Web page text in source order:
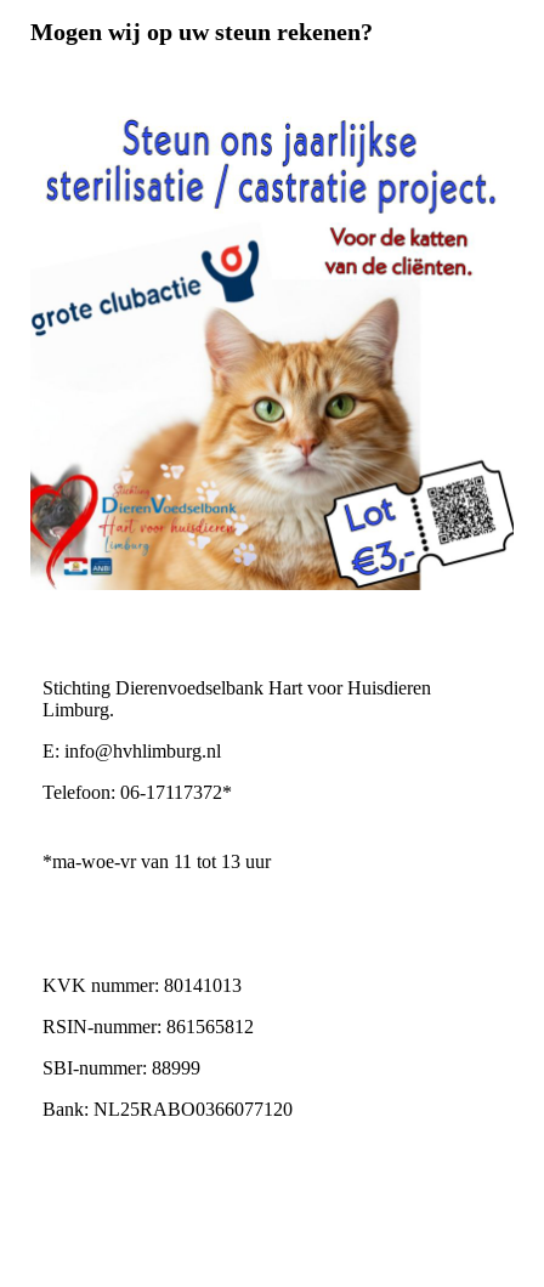
Mogen wij op uw steun rekenen?
Stichting Dierenvoedselbank Hart voor Huisdieren
Limburg.
E: info@hvhlimburg.nl
Telefoon: 06-17117372*
*ma-woe-vr van 11 tot 13 uur
KVK nummer: 80141013
RSIN-nummer: 861565812
SBI-nummer: 88999
Bank: NL25RABO0366077120